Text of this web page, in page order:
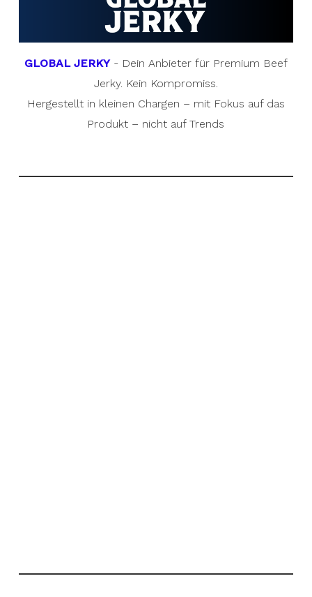
GLOBAL JERKY- Dein Anbieter für Premium Beef
Jerky. Kein Kompromiss.
Hergestellt in kleinen Chargen – mit Fokus auf das
Produkt – nicht auf Trends